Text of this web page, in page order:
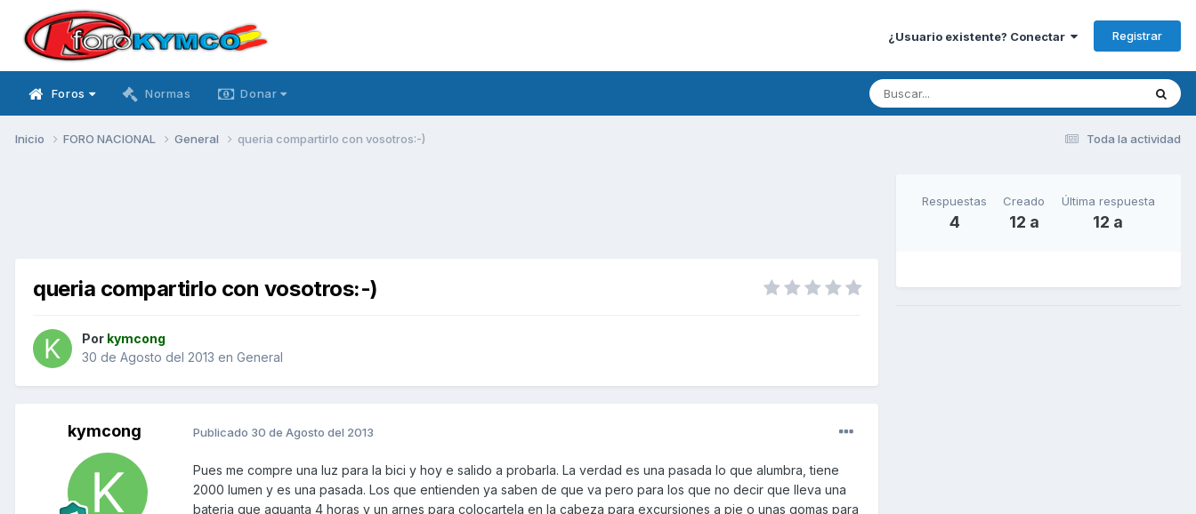
¿Usuario existente? Conectar Registrar
Foros Normas Donar
Toda la actividad
Inicio FORO NACIONAL General queria compartirlo con vosotros:-)
queria compartirlo con vosotros:-)
Por kymcong
30 de Agosto del 2013 en General
kymcong Publicado 30 de Agosto del 2013
Pues me compre una luz para la bici y hoy e salido a probarla. La verdad es una pasada lo que alumbra, tiene
2000 lumen y es una pasada. Los que entienden ya saben de que va pero para los que no decir que lleva una
bateria que aguanta 4 horas y un arnes para colocartela en la cabeza para excursiones a pie o unas gomas para
Respuestas
4
Creado
12 a
Última respuesta
12 a